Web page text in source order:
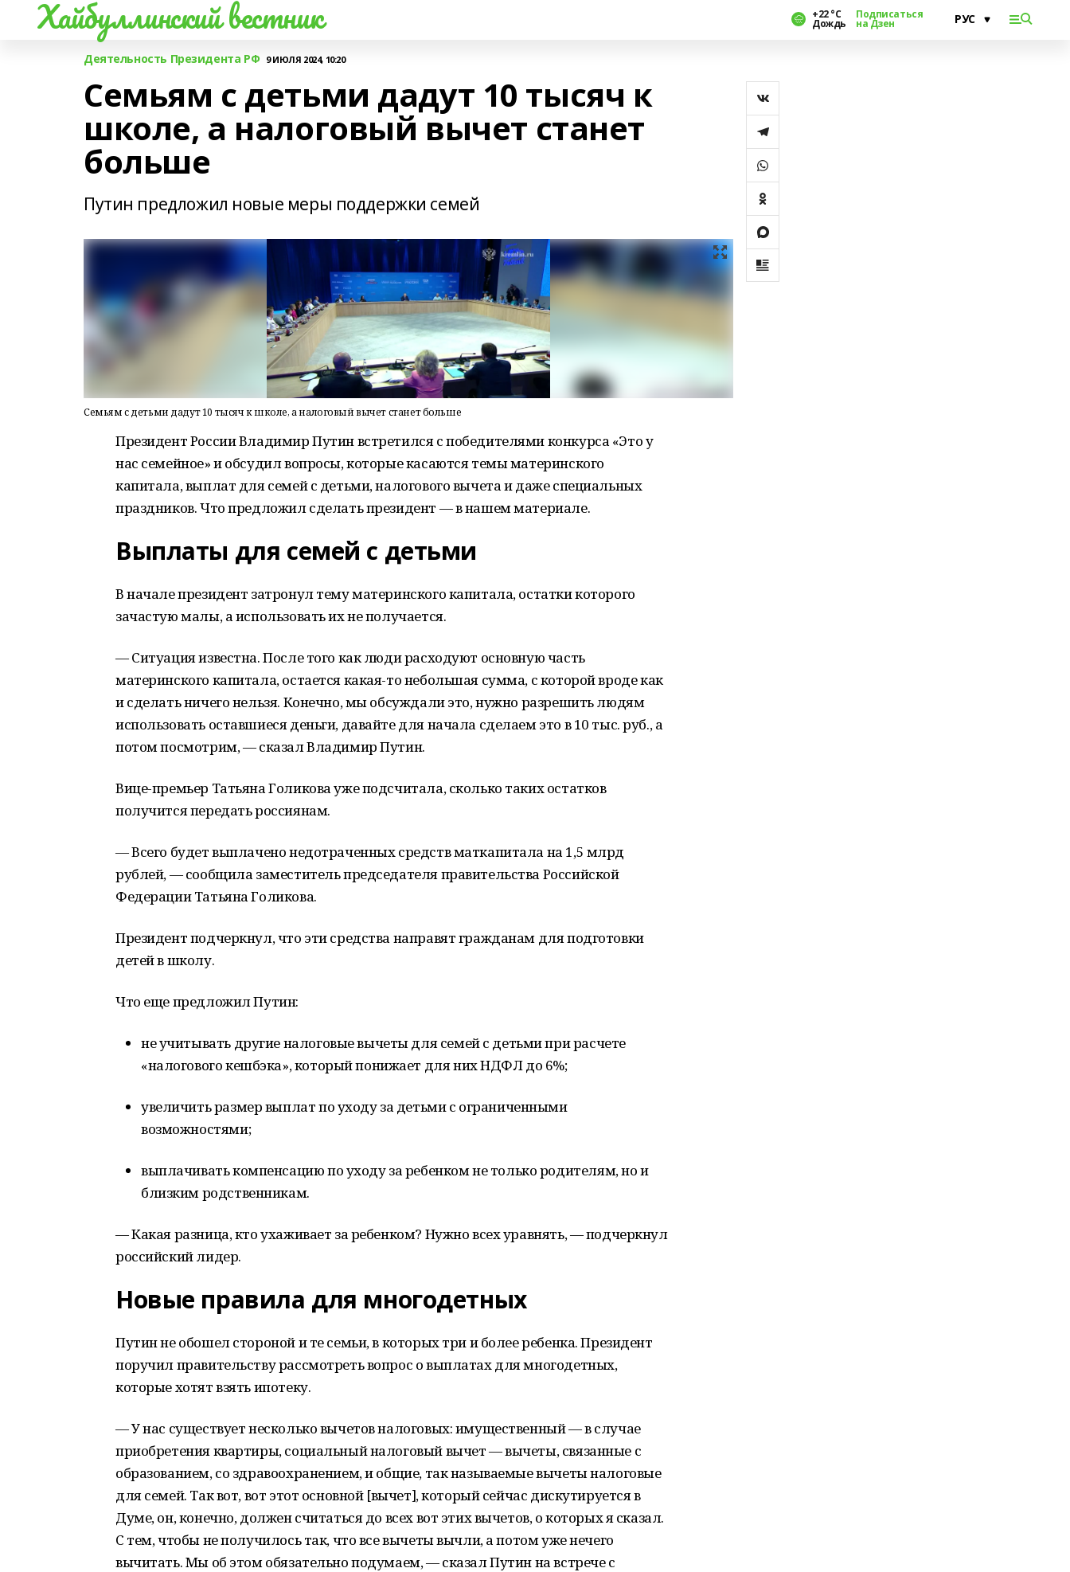
Хайбуллинский вестник +22 °С
Дождь
Подписаться
на Дзен
Деятельность Президента РФ 9 ИЮЛЯ 2024, 10:20
Семьям с детьми дадут 10 тысяч к
школе, а налоговый вычет станет
больше
Путин предложил новые меры поддержки семей
Семьям с детьми дадут 10 тысяч к школе, а налоговый вычет станет больше
Президент России Владимир Путин встретился с победителями конкурса «Это у
нас семейное» и обсудил вопросы, которые касаются темы материнского
капитала, выплат для семей с детьми, налогового вычета и даже специальных
праздников. Что предложил сделать президент — в нашем материале.
Выплаты для семей с детьми
В начале президент затронул тему материнского капитала, остатки которого
зачастую малы, а использовать их не получается.
— Ситуация известна. После того как люди расходуют основную часть
материнского капитала, остается какая-то небольшая сумма, с которой вроде как
и сделать ничего нельзя. Конечно, мы обсуждали это, нужно разрешить людям
использовать оставшиеся деньги, давайте для начала сделаем это в 10 тыс. руб., а
потом посмотрим, — сказал Владимир Путин.
Вице-премьер Татьяна Голикова уже подсчитала, сколько таких остатков
получится передать россиянам.
— Всего будет выплачено недотраченных средств маткапитала на 1,5 млрд
рублей, — сообщила заместитель председателя правительства Российской
Федерации Татьяна Голикова.
Президент подчеркнул, что эти средства направят гражданам для подготовки
детей в школу.
Что еще предложил Путин:
не учитывать другие налоговые вычеты для семей с детьми при расчете
«налогового кешбэка», который понижает для них НДФЛ до 6%;
увеличить размер выплат по уходу за детьми с ограниченными
возможностями;
выплачивать компенсацию по уходу за ребенком не только родителям, но и
близким родственникам.
— Какая разница, кто ухаживает за ребенком? Нужно всех уравнять, — подчеркнул
российский лидер.
Новые правила для многодетных
Путин не обошел стороной и те семьи, в которых три и более ребенка. Президент
поручил правительству рассмотреть вопрос о выплатах для многодетных,
которые хотят взять ипотеку.
— У нас существует несколько вычетов налоговых: имущественный — в случае
приобретения квартиры, социальный налоговый вычет — вычеты, связанные с
образованием, со здравоохранением, и общие, так называемые вычеты налоговые
для семей. Так вот, вот этот основной [вычет], который сейчас дискутируется в
Думе, он, конечно, должен считаться до всех вот этих вычетов, о которых я сказал.
С тем, чтобы не получилось так, что все вычеты вычли, а потом уже нечего
вычитать. Мы об этом обязательно подумаем, — сказал Путин на встрече с